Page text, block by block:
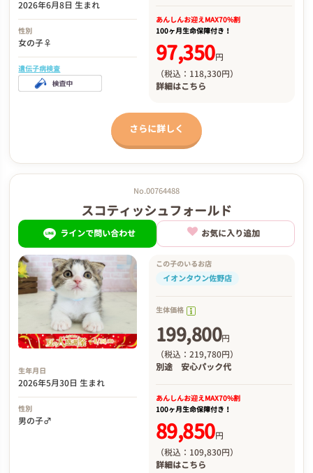
2026年6月8日 生まれ
性別
女の子♀
遺伝子病検査
あんしんお迎えMAX70%割
100ヶ月生命保障付き！
97,350円
（税込：118,330円）
詳細はこちら
さらに詳しく
No.00764488
スコティッシュフォールド
ラインで問い合わせ お気に入り追加
生年月日
2026年5月30日 生まれ
性別
男の子♂
この子のいるお店
イオンタウン佐野店
生体価格
199,800円
（税込：219,780円）
別途 安心パック代
あんしんお迎えMAX70%割
100ヶ月生命保障付き！
89,850円
（税込：109,830円）
詳細はこちら